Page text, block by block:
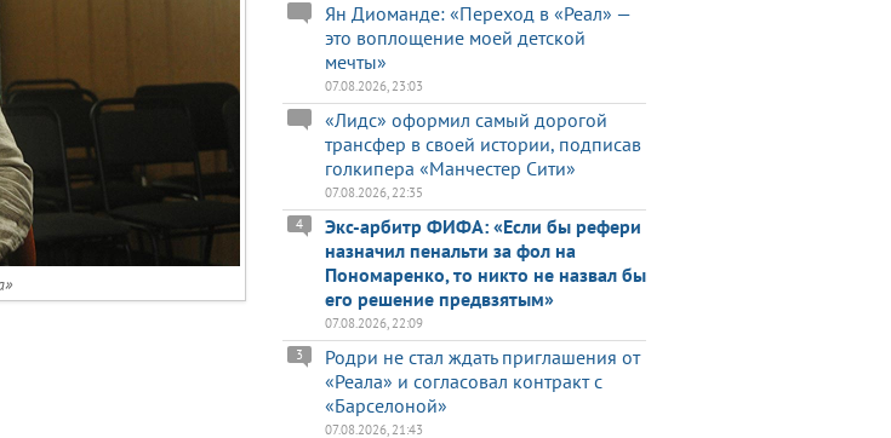
Ян Диоманде: «Переход в «Реал» —
это воплощение моей детской
мечты»
07.08.2026, 23:03
«Лидс» оформил самый дорогой
трансфер в своей истории, подписав
голкипера «Манчестер Сити»
07.08.2026, 22:35
Экс-арбитр ФИФА: «Если бы рефери
назначил пенальти за фол на
Пономаренко, то никто не назвал бы
его решение предвзятым»
4
07.08.2026, 22:09
Родри не стал ждать приглашения от
«Реала» и согласовал контракт с
«Барселоной»
3
07.08.2026, 21:43